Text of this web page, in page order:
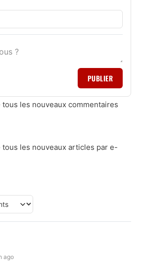
PUBLIER
les nouveaux commentaires
les nouveaux articles par e-
ago